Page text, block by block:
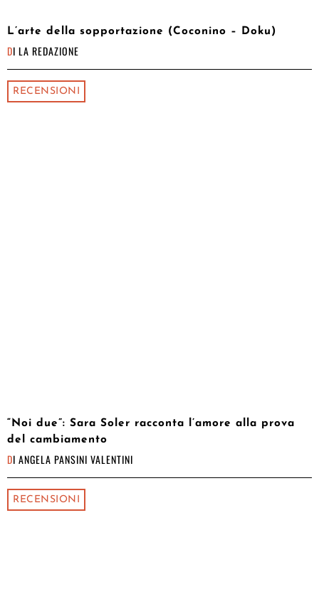
L’arte della sopportazione (Coconino – Doku)
DI LA REDAZIONE
RECENSIONI
“Noi due”: Sara Soler racconta l’amore alla prova
del cambiamento
DI ANGELA PANSINI VALENTINI
RECENSIONI